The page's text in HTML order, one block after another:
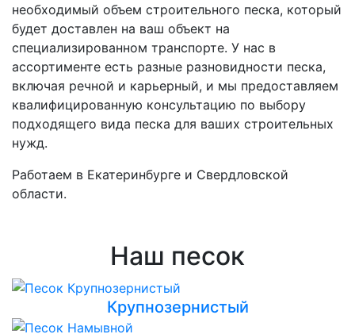
необходимый объем строительного песка, который
будет доставлен на ваш объект на
специализированном транспорте. У нас в
ассортименте есть разные разновидности песка,
включая речной и карьерный, и мы предоставляем
квалифицированную консультацию по выбору
подходящего вида песка для ваших строительных
нужд.
Работаем в Екатеринбурге и Свердловской
области.
Наш песок
Крупнозернистый